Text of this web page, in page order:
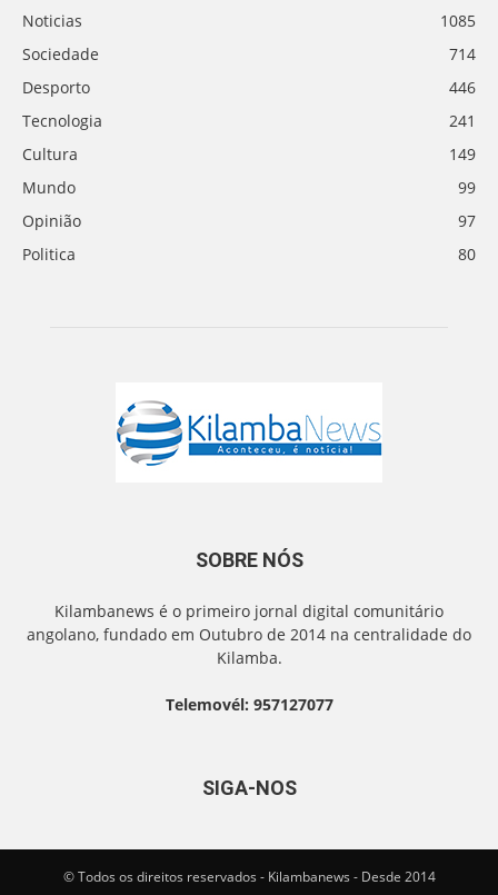
Noticias
1085
Sociedade
714
Desporto
446
Tecnologia
241
Cultura
149
Mundo
99
Opinião
97
Politica
80
SOBRE NÓS
Kilambanews é o primeiro jornal digital comunitário
angolano, fundado em Outubro de 2014 na centralidade do
Kilamba.
Telemovél: 957127077
SIGA-NOS
© Todos os direitos reservados - Kilambanews - Desde 2014